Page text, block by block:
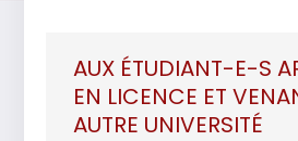
AUX ÉTUDIANT-E-S
EN LICENCE ET
AUTRE UNIVERSITÉ